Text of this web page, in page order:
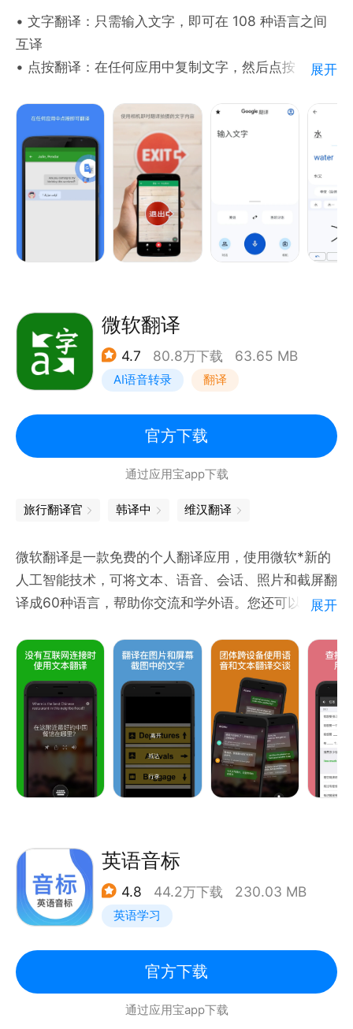
如果你有任何建议或问题，可以发送邮件到
translate@tencent.com。
• 文字翻译：只需输入文字，即可在 108 种语言之间
互译
• 点按翻译：在任何应用中复制文字，然后点按
• 离线翻译：无需连接到互联网即可翻译（支持 59 种
语言）
• 即时相机翻译：只需将相机镜头对准相应图片就能即
时翻译图片中的文字（支持 94 种语言）
• 照片翻译：拍摄或导入照片即可获取优质翻译（支持
• 对话翻译：实时翻译双语对话（支持 70 种语言）
• 翻译收藏夹：点击星标收藏翻译的内容，以供日后参
考（不限语言）
• 跨设备同步：登录即可在应用和桌面设备之间同步翻
译收藏夹
的内容（支持 8 种语言）
支持下列语言之间的互译：
阿尔巴尼亚语、阿拉伯语、阿姆哈拉语、阿萨姆语、阿
语、奥利亚语、奥罗莫语、巴斯克语、白俄罗斯语、班
巴拉语、保加利亚语、冰岛语、波兰语、波斯尼亚语、
波斯语、博杰普尔语、布尔语(南非荷兰语)、鞑靼语、
丹麦语、德语、迪维希语、蒂格尼亚语、多格来语、俄
语、法语、梵语、菲律宾语、芬兰语、弗里西语、高棉
语、格鲁吉亚语、贡根语、古吉拉特语、瓜拉尼语、哈
萨克语、海地克里奥尔语、韩语、豪萨语、荷兰语、吉
尔吉斯语、加利西亚语、加泰罗尼亚语、捷克语、卡纳
达语、科西嘉语、克里奥尔语、克罗地亚语、克丘亚
语、库尔德语（库尔曼吉语）、库尔德语（索拉尼）、
拉丁语、拉脱维亚语、老挝语、立陶宛语、林格拉语、
卢干达语、卢森堡语、卢旺达语、罗马尼亚语、马尔加
语）、蒙古语、孟加拉语、米佐语、缅甸语、苗语、南
非科萨语、南非祖鲁语、尼泊尔语、挪威语、旁遮普
语、葡萄牙语、普什图语、齐切瓦语、契维语、日语、
语、僧伽罗语、世界语、斯洛伐克语、斯洛文尼亚语、
斯瓦希里语、苏格兰盖尔语、宿务语、索马里语、塔吉
克语、泰卢固语、泰米尔语、泰语、土耳其语、土库曼
展开
微软翻译
4.7 80.8万下载 63.65 MB
AI语音转录 翻译
官方下载
通过应用宝app下载
旅行翻译官 韩译中 维汉翻译
微软翻译是一款免费的个人翻译应用，使用微软*新的
人工智能技术，可将文本、语音、会话、照片和截屏翻
译成60种语言，帮助你交流和学外语。您还可以免费
• 将文本翻译成60余种语言，可在线或离线使用。
• 拍照翻译功能，可直接翻译相片和截屏内的文字。
• 语音翻译功能可实现单人使用，以及双人对话的分屏
模式实时翻译。
• 多人多语言会话翻译——连接多个设备并跨越多个语
种与*多100人进行面对面会话，每个人都可以选择自
己的语言。
• 查看单词的多种翻译与意思，为您找到用于表达自我
的*佳翻译。
• 下载离线语言包，以便您在没有网络连接时使用。
• 听取译文的读音，帮助您学外语，旅游和海外购物。
• 标注并保存您*常用的译文以便以后使用。
• 通过上下文菜单翻译功能翻译其他应用中的文本。
• 对您的 Android Wear 智能手表说话，立刻获得翻
展开
英语音标
4.8 44.2万下载 230.03 MB
英语学习
官方下载
通过应用宝app下载